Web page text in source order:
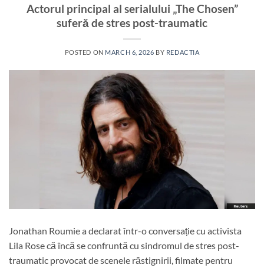
Actorul principal al serialului „The Chosen”
suferă de stres post-traumatic
POSTED ON MARCH 6, 2026 BY REDACTIA
Jonathan Roumie a declarat într-o conversație cu activista
Lila Rose că încă se confruntă cu sindromul de stres post-
traumatic provocat de scenele răstignirii, filmate pentru